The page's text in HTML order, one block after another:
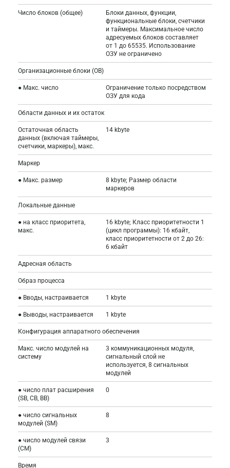
Число блоков (общее)
Блоки данных, функции,
функциональные блоки, счетчики
и таймеры. Максимальное число
адресуемых блоков составляет
от 1 до 65535. Использование
ОЗУ не ограничено
Организационные блоки (OB)
● Макс. число
Ограничение только посредством
ОЗУ для кода
Области данных и их остаток
Остаточная область
данных (включая таймеры,
счетчики, маркеры), макс.
14 kbyte
Маркер
● Макс. размер
8 kbyte; Размер области
маркеров
Локальные данные
● на класс приоритета,
макс.
16 kbyte; Класс приоритетности 1
(цикл программы): 16 кбайт,
класс приоритетности от 2 до 26:
6 кбайт
Адресная область
Образ процесса
● Вводы, настраивается 1 kbyte
● Выводы, настраивается 1 kbyte
Конфигурация аппаратного обеспечения
Макс. число модулей на
систему
3 коммуникационных модуля,
сигнальный слой не
используется, 8 сигнальных
модулей
● число плат расширения
(SB, CB, BB)
0
● число сигнальных
модулей (SM)
8
● число модулей связи
(CM)
3
Время